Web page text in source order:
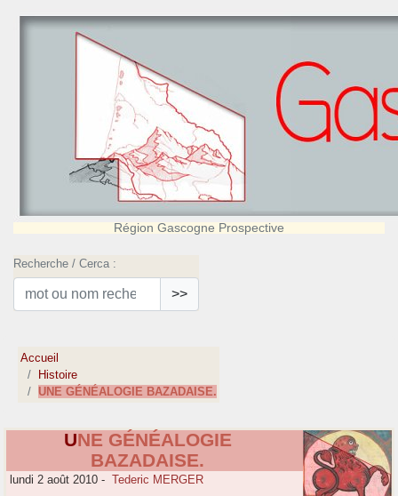
Région Gascogne Prospective
Recherche / Cerca :
>>
Accueil
Histoire
UNE GÉNÉALOGIE BAZADAISE.
UNE GÉNÉALOGIE
BAZADAISE.
lundi 2 août 2010 - Tederic MERGER